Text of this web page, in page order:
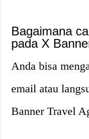
Bagaimana
pada X
Anda bisa
email atau
Banner Travel